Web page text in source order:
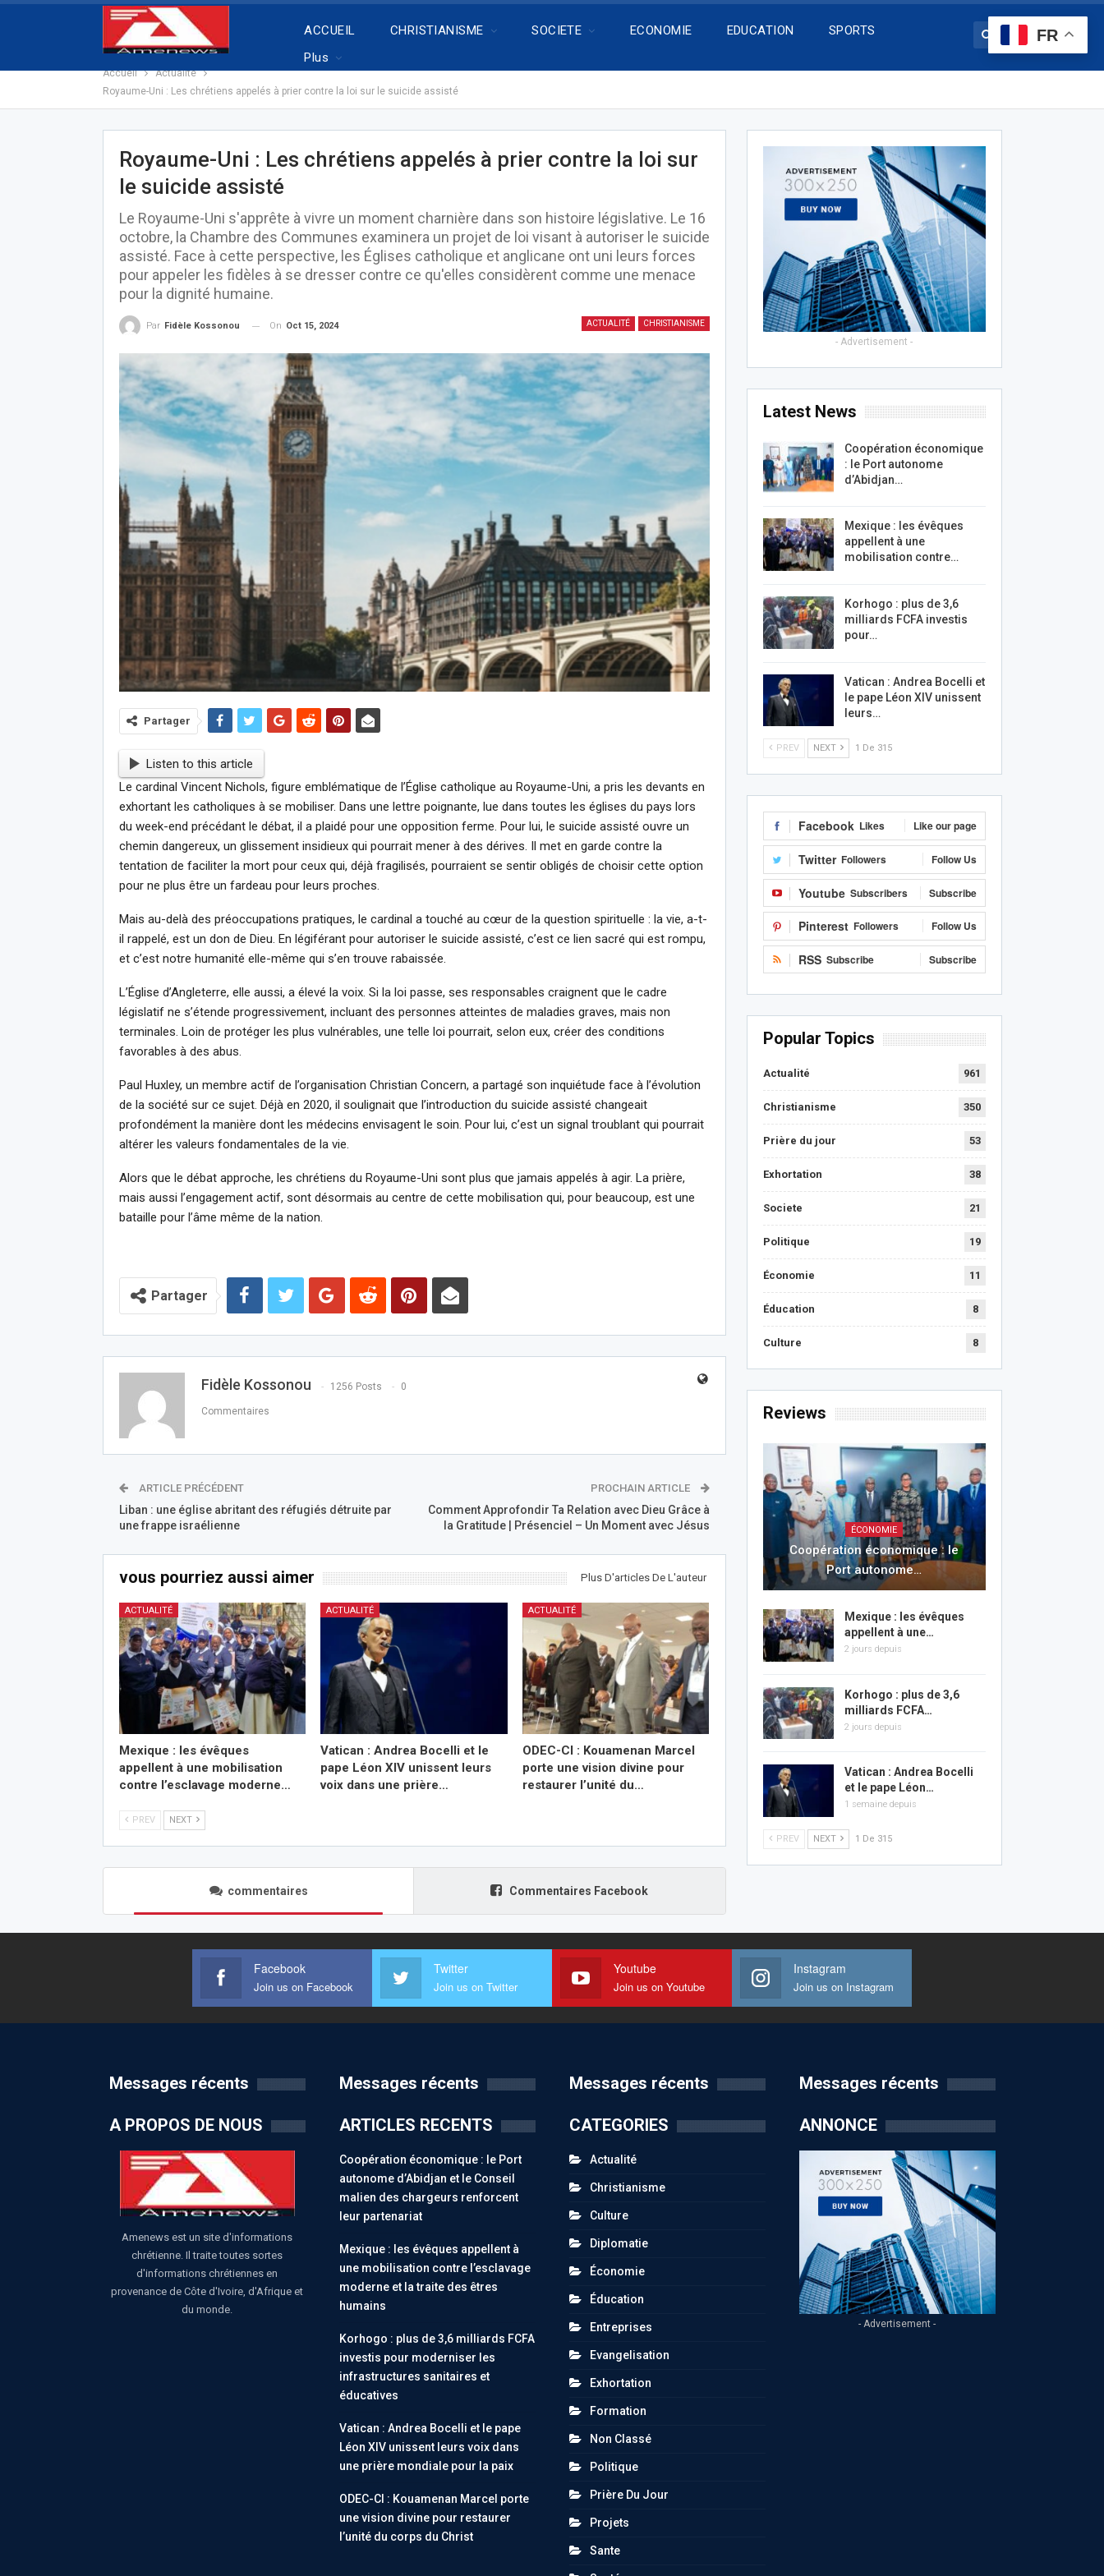
ACCUEIL CHRISTIANISME SOCIETE ECONOMIE EDUCATION
SPORTS
Plus
Accueil
Actualité
Royaume-Uni : Les chrétiens appelés à prier contre la loi sur le suicide assisté
Royaume-Uni : Les chrétiens appelés à prier contre la loi sur
le suicide assisté
Le Royaume-Uni s'apprête à vivre un moment charnière dans son histoire législative. Le 16
octobre, la Chambre des Communes examinera un projet de loi visant à autoriser le suicide
assisté. Face à cette perspective, les Églises catholique et anglicane ont uni leurs forces
pour appeler les fidèles à se dresser contre ce qu'elles considèrent comme une menace
pour la dignité humaine.
ACTUALITÉ CHRISTIANISME
Par Fidèle Kossonou On Oct 15, 2024
Partager
Listen to this article
Le cardinal Vincent Nichols, figure emblématique de l’Église catholique au Royaume-Uni, a pris les devants en
exhortant les catholiques à se mobiliser. Dans une lettre poignante, lue dans toutes les églises du pays lors
du week-end précédant le débat, il a plaidé pour une opposition ferme. Pour lui, le suicide assisté ouvre un
chemin dangereux, un glissement insidieux qui pourrait mener à des dérives. Il met en garde contre la
tentation de faciliter la mort pour ceux qui, déjà fragilisés, pourraient se sentir obligés de choisir cette option
pour ne plus être un fardeau pour leurs proches.
Mais au-delà des préoccupations pratiques, le cardinal a touché au cœur de la question spirituelle : la vie, a-t-
il rappelé, est un don de Dieu. En légiférant pour autoriser le suicide assisté, c’est ce lien sacré qui est rompu,
et c’est notre humanité elle-même qui s’en trouve rabaissée.
L’Église d’Angleterre, elle aussi, a élevé la voix. Si la loi passe, ses responsables craignent que le cadre
législatif ne s’étende progressivement, incluant des personnes atteintes de maladies graves, mais non
terminales. Loin de protéger les plus vulnérables, une telle loi pourrait, selon eux, créer des conditions
favorables à des abus.
Paul Huxley, un membre actif de l’organisation Christian Concern, a partagé son inquiétude face à l’évolution
de la société sur ce sujet. Déjà en 2020, il soulignait que l’introduction du suicide assisté changeait
profondément la manière dont les médecins envisagent le soin. Pour lui, c’est un signal troublant qui pourrait
altérer les valeurs fondamentales de la vie.
Alors que le débat approche, les chrétiens du Royaume-Uni sont plus que jamais appelés à agir. La prière,
mais aussi l’engagement actif, sont désormais au centre de cette mobilisation qui, pour beaucoup, est une
bataille pour l’âme même de la nation.
Partager
Fidèle Kossonou 1256 Posts 0
Commentaires
ARTICLE PRÉCÉDENT
Liban : une église abritant des réfugiés détruite par
une frappe israélienne
PROCHAIN ARTICLE
Comment Approfondir Ta Relation avec Dieu Grâce à
la Gratitude | Présenciel – Un Moment avec Jésus
vous pourriez aussi aimer Plus D'articles De L'auteur
ACTUALITÉ
Mexique : les évêques
appellent à une mobilisation
contre l’esclavage moderne…
ACTUALITÉ
Vatican : Andrea Bocelli et le
pape Léon XIV unissent leurs
voix dans une prière…
ACTUALITÉ
ODEC-CI : Kouamenan Marcel
porte une vision divine pour
restaurer l’unité du…
PREV NEXT
commentaires Commentaires Facebook
- Advertisement -
Latest News
Coopération économique
: le Port autonome
d’Abidjan…
Mexique : les évêques
appellent à une
mobilisation contre…
Korhogo : plus de 3,6
milliards FCFA investis
pour…
Vatican : Andrea Bocelli et
le pape Léon XIV unissent
leurs…
PREV NEXT 1 De 315
Facebook Likes Like our page
Twitter Followers Follow Us
Youtube Subscribers Subscribe
Pinterest Followers Follow Us
RSS Subscribe Subscribe
Popular Topics
Actualité 961
Christianisme 350
Prière du jour 53
Exhortation 38
Societe 21
Politique 19
Économie 11
Éducation 8
Culture 8
Reviews
ÉCONOMIE
Coopération économique : le
Port autonome…
Mexique : les évêques
appellent à une…
2 jours depuis
Korhogo : plus de 3,6
milliards FCFA…
2 jours depuis
Vatican : Andrea Bocelli
et le pape Léon…
1 semaine depuis
PREV NEXT 1 De 315
Facebook
Join us on Facebook
Twitter
Join us on Twitter
Youtube
Join us on Youtube
Instagram
Join us on Instagram
Messages récents
A PROPOS DE NOUS
Amenews est un site d'informations
chrétienne. Il traite toutes sortes
d'informations chrétiennes en
provenance de Côte d'Ivoire, d'Afrique et
du monde.
Messages récents
ARTICLES RECENTS
Coopération économique : le Port
autonome d’Abidjan et le Conseil
malien des chargeurs renforcent
leur partenariat
Mexique : les évêques appellent à
une mobilisation contre l’esclavage
moderne et la traite des êtres
humains
Korhogo : plus de 3,6 milliards FCFA
investis pour moderniser les
infrastructures sanitaires et
éducatives
Vatican : Andrea Bocelli et le pape
Léon XIV unissent leurs voix dans
une prière mondiale pour la paix
ODEC-CI : Kouamenan Marcel porte
une vision divine pour restaurer
l’unité du corps du Christ
Messages récents
CATEGORIES
Actualité
Christianisme
Culture
Diplomatie
Économie
Éducation
Entreprises
Evangelisation
Exhortation
Formation
Non Classé
Politique
Prière Du Jour
Projets
Sante
Messages récents
ANNONCE
- Advertisement -
FR